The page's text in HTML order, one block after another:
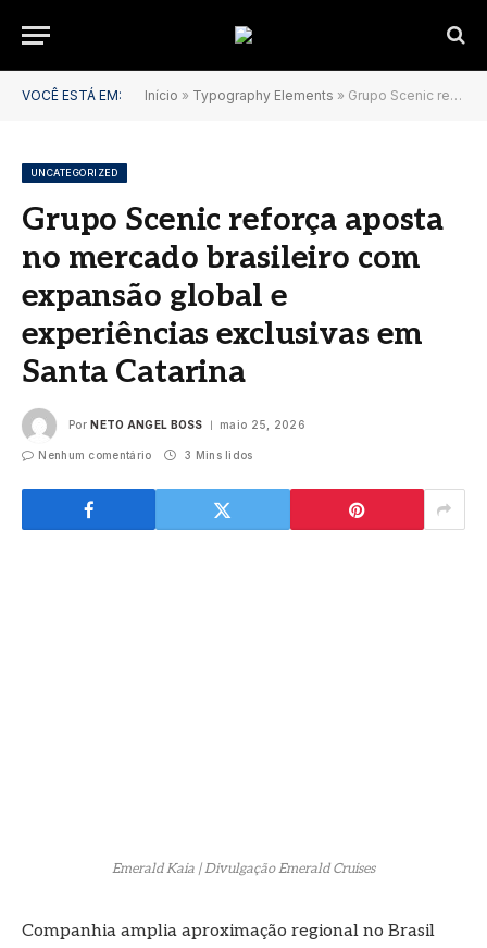
VOCÊ ESTÁ EM: Início » Typography Elements » Grupo Scenic reforça aposta no mercado brasileiro com expansão global e experiências exclusivas em Santa Catarina
UNCATEGORIZED
Grupo Scenic reforça aposta
no mercado brasileiro com
expansão global e
experiências exclusivas em
Santa Catarina
Por NETO ANGEL BOSS maio 25, 2026
Nenhum comentário 3 Mins lidos
Emerald Kaia | Divulgação Emerald Cruises
Companhia amplia aproximação regional no Brasil